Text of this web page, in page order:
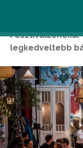
legkedveltebb